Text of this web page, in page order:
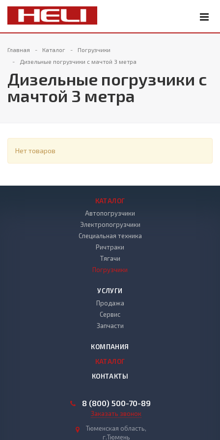
Главная Каталог
Погрузчики
Дизельные погрузчики с мачтой 3 метра
Дизельные погрузчики с
мачтой 3 метра
Нет товаров
КАТАЛОГ
Автопогрузчики
Электропогрузчики
Специальная техника
Ричтраки
Тягачи
Погрузчики
УСЛУГИ
Продажа
Сервис
Запчасти
КОМПАНИЯ
КАТАЛОГ
КОНТАКТЫ
8 (800) 500-70-89
Заказать звонок
Тюменская область,
г.Тюмень